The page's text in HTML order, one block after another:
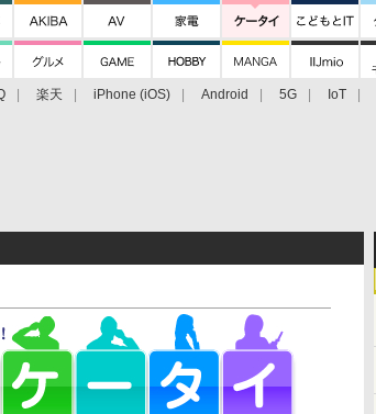
楽天 iPhone (iOS) Android 5G IoT